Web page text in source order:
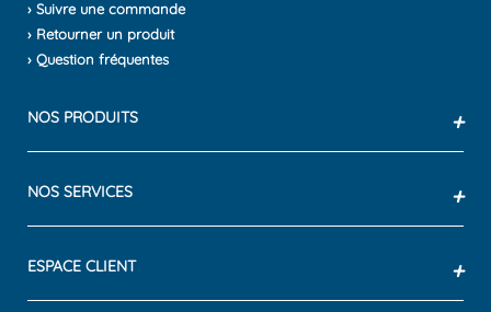
› Suivre une commande
› Retourner un produit
› Question fréquentes
NOS PRODUITS +
NOS SERVICES +
ESPACE CLIENT +